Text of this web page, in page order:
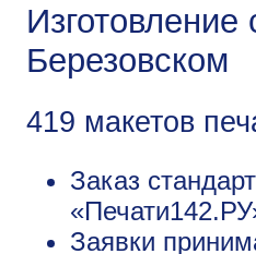
Березовском
419 макетов
Заказ
Заявки